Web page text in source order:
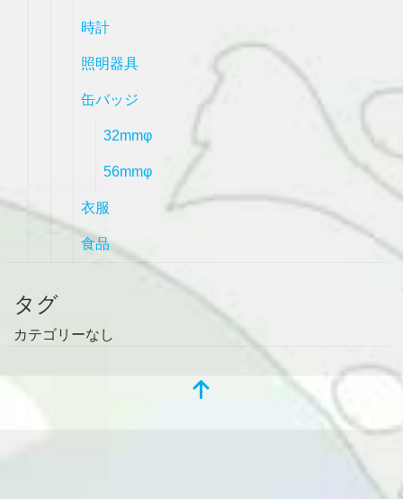
時計
照明器具
缶バッジ
32mmφ
56mmφ
衣服
食品
タグ
カテゴリーなし